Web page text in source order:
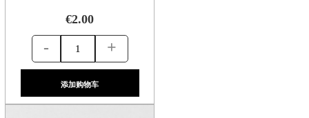
€2.00
- +
添加购物车